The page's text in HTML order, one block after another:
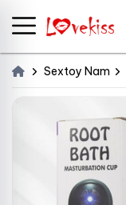
Sextoy Nam